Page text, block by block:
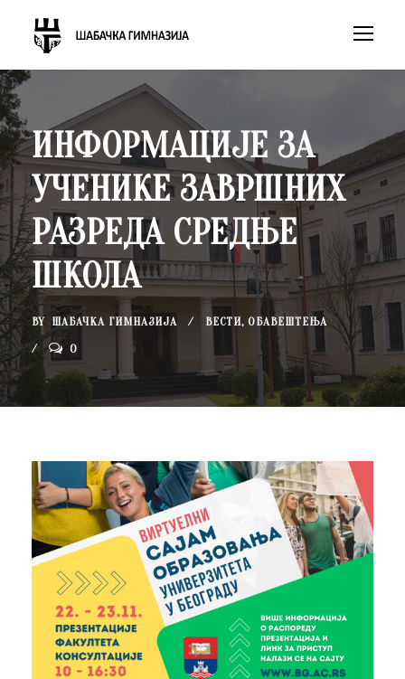
ИНФОРМАЦИЈЕ ЗА
УЧЕНИКЕ ЗАВРШНИХ
РАЗРЕДА СРЕДЊЕ
ШКОЛА
BY ШАБАЧКА ГИМНАЗИЈА ВЕСТИ, ОБАВЕШТЕЊА
0